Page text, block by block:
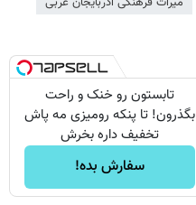
تابستون رو خنک و راحت
بگذرون! تا پنکه رومیزی مه پاش
تخفیف داره بخرش
سفارش بده!